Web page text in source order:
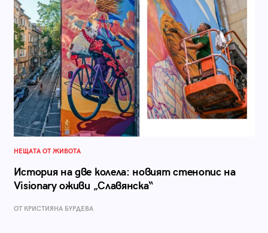
НЕЩАТА ОТ ЖИВОТА
История на две колела: новият стенопис на
Visionary оживи „Славянска“
ОТ КРИСТИЯНА БУРДЕВА